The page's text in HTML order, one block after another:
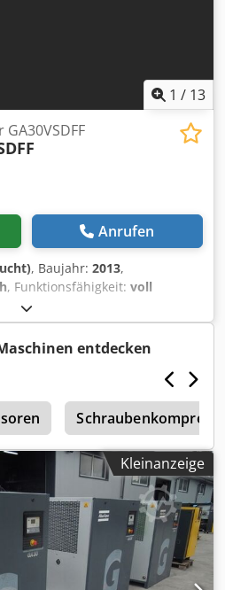
1 / 13
Anrufen
, Baujahr: 2013,
, Funktionsfähigkeit: voll
Atlas Copco
Trockner integriert. 30 kW 12,80
Dodeyzftfopfx Am Askr
entdecken
Kleinanzeige